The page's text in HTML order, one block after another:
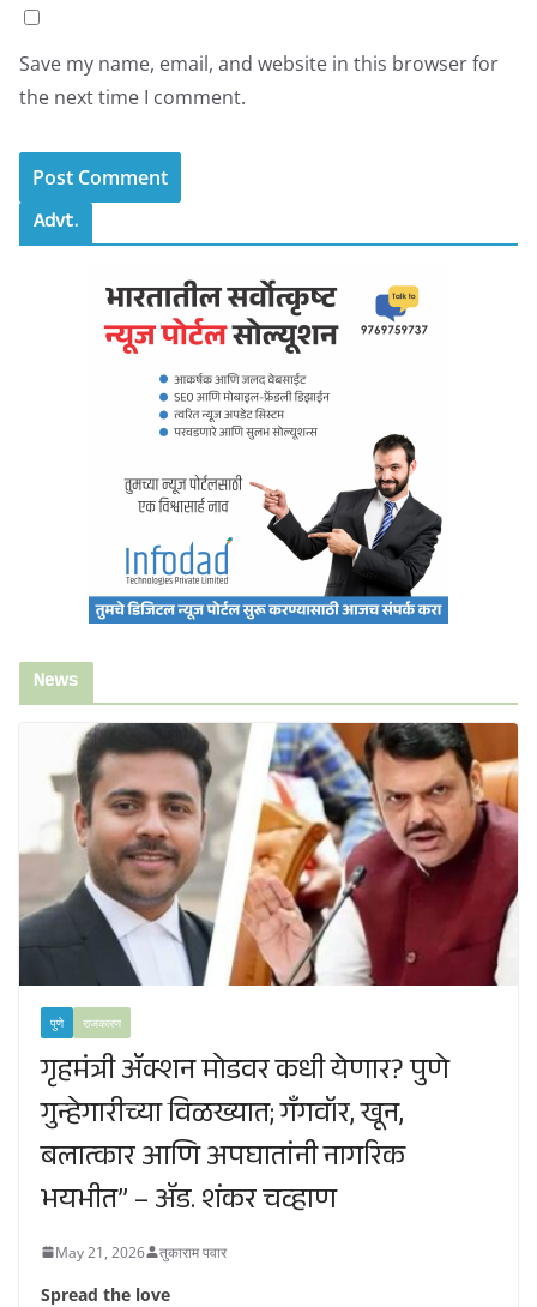
Save my name, email, and website in this browser for
the next time I comment.
Advt.
News
पुणे राजकारण
गृहमंत्री ॲक्शन मोडवर कधी येणार? पुणे
गुन्हेगारीच्या विळख्यात; गॅंगवॉर, खून,
बलात्कार आणि अपघातांनी नागरिक
भयभीत” – ॲड. शंकर चव्हाण
May 21, 2026 तुकाराम पवार
Spread the love